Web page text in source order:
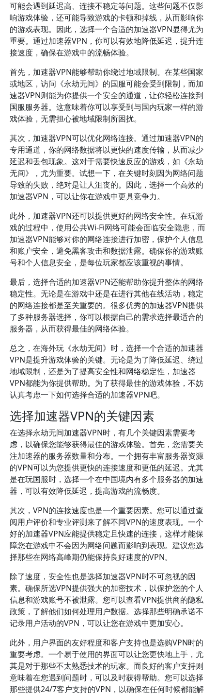
可能会遇到延迟高、连接不稳定等问题。这些问题不仅影
响游戏体验，还可能导致游戏的卡顿和掉线，从而影响你
的游戏表现。因此，选择一个合适的加速器VPN显得尤为
重要。通过加速器VPN，你可以有效地降低延迟，提升连
接速度，确保在游戏中的流畅体验。
首先，加速器VPN能够帮助你绕过地域限制。在某些国家
或地区，访问《永劫无间》的国服可能会受到限制，而加
速器VPN则能为你提供一个安全的通道，让你轻松连接到
国服服务器。这意味着你可以享受到与国内玩家一样的游
戏体验，无需担心被地域限制所困扰。
其次，加速器VPN可以优化网络连接。通过加速器VPN的
专用通道，你的网络数据将以更快的速度传输，从而减少
延迟和丢包现象。这对于需要快速反应的游戏，如《永劫
无间》，尤为重要。试想一下，在关键时刻因为网络问题
导致的失败，绝对是让人沮丧的。因此，选择一个高效的
加速器VPN，可以让你在游戏中更具竞争力。
此外，加速器VPN还可以提供更好的网络安全性。在玩游
戏的过程中，使用公共Wi-Fi网络可能会面临安全隐患，而
加速器VPN能够对你的网络连接进行加密，保护个人信息
和账户安全，避免黑客攻击和数据泄露。确保你的游戏账
号和个人信息安全，是每位玩家都应该重视的事情。
最后，选择合适的加速器VPN还能帮助你提升整体的网络
稳定性。无论是在游戏中还是在进行其他在线活动，稳定
的网络连接都是至关重要的。很多优秀的加速器VPN提供
了多种服务器选择，你可以根据自己的需求选择最适合的
服务器，从而获得最佳的网络体验。
总之，在海外玩《永劫无间》时，选择一个合适的加速器
VPN是提升游戏体验的关键。无论是为了降低延迟、绕过
地域限制，还是为了提高安全性和网络稳定性，加速器
VPN都能为你提供帮助。为了获得最佳的游戏体验，不妨
认真考虑一下如何选择合适的加速器VPN吧。
选择加速器VPN的关键因素
在选择永劫无间加速器VPN时，有几个关键因素需要考
虑，以确保您能够获得最佳的游戏体验。首先，您需要关
注加速器的服务器数量和分布。一个拥有丰富服务器资源
的VPN可以为您提供更快的连接速度和更低的延迟。尤其
是在玩国服时，选择一个在中国境内有多个服务器的加速
器，可以有效降低延迟，提高游戏的流畅度。
其次，VPN的连接速度也是一个重要因素。您可以通过查
阅用户评价和专业评测来了解不同VPN的速度表现。一个
好的加速器VPN应能提供稳定且快速的连接，这样才能保
障您在游戏中不会因为网络问题而影响到表现。建议您选
择那些在网络高峰期仍能保持良好速度的VPN。
除了速度，安全性也是选择加速器VPN时不可忽视的因
素。确保所选VPN提供强大的加密技术，以保护您的个人
信息和游戏账号不被泄露。您可以查看VPN提供商的隐私
政策，了解他们如何处理用户数据。选择那些明确承诺不
记录用户活动的VPN，可以让您在游戏中更加安心。
此外，用户界面的友好程度和客户支持也是选购VPN时的
重要考虑。一个易于使用的界面可以让您更快地上手，尤
其是对于那些不太熟悉技术的玩家。而良好的客户支持则
意味着在您遇到问题时，可以及时获得帮助。您可以选择
那些提供24/7客户支持的VPN，以确保在任何时候都能解